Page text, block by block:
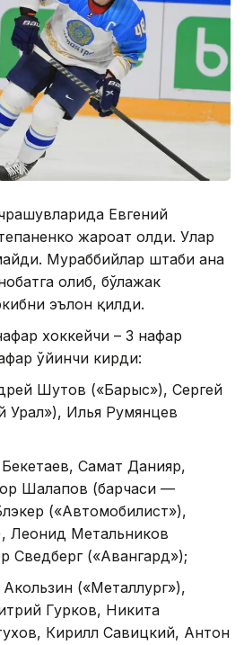
Евгений
жароҳат олди. Улар
Мураббийлар штаби ана
олиб, бўлажак
эълон қилди.
хоккейчи – 3 нафар
ўйинчи кирди:
Шутов («Барыс»), Сергей
Илья Румянцев
Самат Данияр,
Шалапов (барчаси —
(«Автомобилист»),
Метальников
Сведберг («Авангард»);
(«Металлург»),
Гурков, Никита
Кирилл Савицкий, Антон